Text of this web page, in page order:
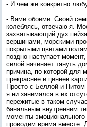
- И чем же конкретно
- Вами обоими. Своей
колеблясь, отвечаю я.
захватывающий дух
вершинами, морскими
покрытыми цветами
поздно наступает
силой начинает тянуть
причина, по которой для
прекраснее и ценнее
Просто с Беллой и
я ни занимался в их
пережитые в таком
банальным внутренним
моменты эмоционального
проводим время вместе.